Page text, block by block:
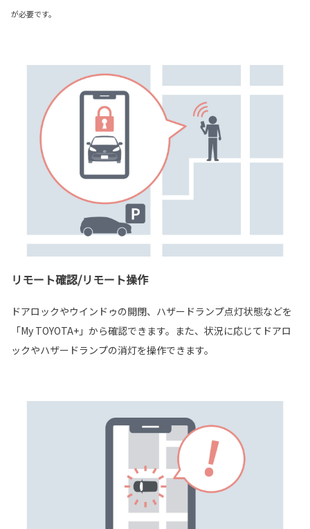
が必要です。
リモート確認/リモート操作
ドアロックやウインドゥの開閉、ハザードランプ点灯状態などを
「My TOYOTA+」から確認できます。また、状況に応じてドアロ
ックやハザードランプの消灯を操作できます。